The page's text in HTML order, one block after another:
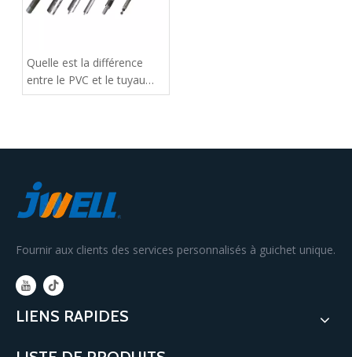
Quelle est la différence
entre le PVC et le tuyau
CPVC
Fournir aux clients des services personnalisés à guichet unique.
LIENS RAPIDES